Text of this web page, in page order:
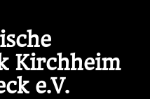
Kirchheim
e.V.